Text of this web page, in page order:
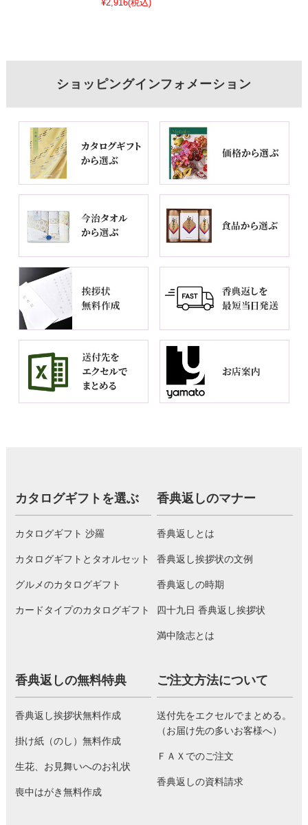
¥2,916(税込)
ショッピングインフォメーション
カタログギフトを選ぶ
カタログギフト 沙羅
カタログギフトとタオルセット
グルメのカタログギフト
カードタイプのカタログギフト
香典返しのマナー
香典返しとは
香典返し挨拶状の文例
香典返しの時期
四十九日 香典返し挨拶状
満中陰志とは
香典返しの無料特典
香典返し挨拶状無料作成
掛け紙（のし）無料作成
生花、お見舞いへのお礼状
喪中はがき無料作成
ご注文方法について
送付先をエクセルでまとめる。
（お届け先の多いお客様へ）
ＦＡＸでのご注文
香典返しの資料請求